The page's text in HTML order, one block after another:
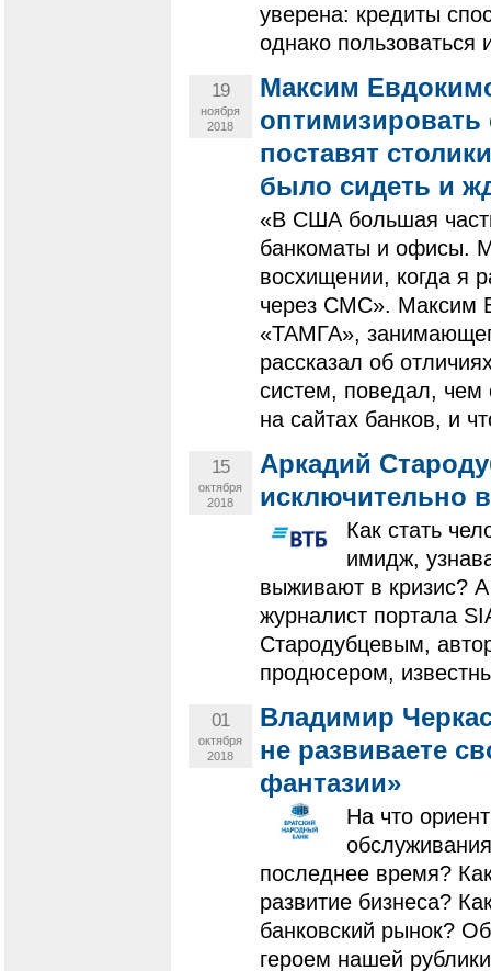
уверена: кредиты
однако
19
ноября
2018
Максим
поставят
было сидеть и
«В США большая
банкоматы и офисы.
восхищении, когда я
через СМС». Максим
«ТАМГА»,
рассказал об
систем, поведал, чем
на сайтах банков, и
15
октября
2018
Аркадий
исключительно
Как стать
имидж,
выживают в кризис?
журналист портала
Стародубцевым,
продюсером,
01
октября
2018
Владимир
не развиваете
фантазии»
На что
последнее время?
развитие бизнеса?
банковский рынок?
героем нашей